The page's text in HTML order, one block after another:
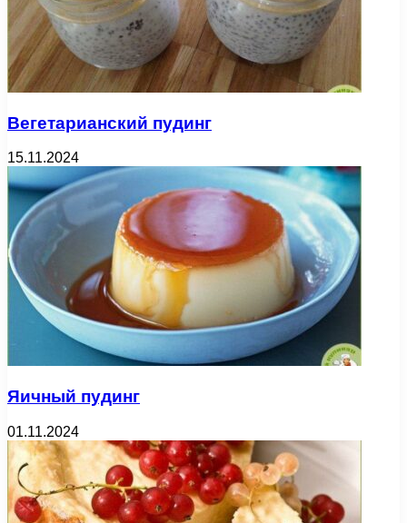
Вегетарианский пудинг
15.11.2024
Яичный пудинг
01.11.2024